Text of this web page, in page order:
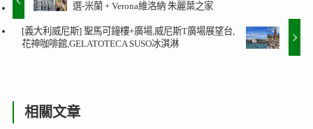
選-米蘭 + Verona維洛納 朱麗葉之家
[義大利威尼斯] 聖馬可鐘樓+廣場,威尼斯T廣場展望台,
花神咖啡館,GELATOTECA SUSO冰淇淋
相關文章